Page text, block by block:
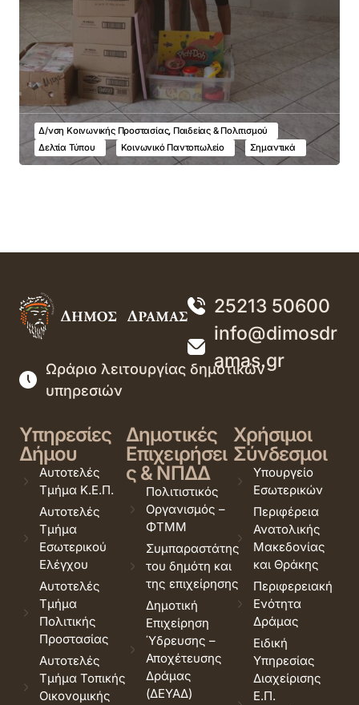
Δ/νση Κοινωνικής Προστασίας, Παιδείας & Πολιτισμού
Δελτία Τύπου
Κοινωνικό Παντοπωλείο Σημαντικά
25213 50600
info@dimosdr
amas.gr
Ωράριο λειτουργίας δημοτικών
υπηρεσιών
Υπηρεσίες
Δήμου
Αυτοτελές
Τμήμα Κ.Ε.Π.
Αυτοτελές
Τμήμα
Εσωτερικού
Ελέγχου
Αυτοτελές
Τμήμα
Πολιτικής
Προστασίας
Αυτοτελές
Τμήμα Τοπικής
Οικονομικής
Δημοτικές
Επιχειρήσει
ς & ΝΠΔΔ
Πολιτιστικός
Οργανισμός –
ΦΤΜΜ
Συμπαραστάτης
του δημότη και
της επιχείρησης
Δημοτική
Επιχείρηση
Ύδρευσης –
Αποχέτευσης
Δράμας
(ΔΕΥΑΔ)
Χρήσιμοι
Σύνδεσμοι
Υπουργείο
Εσωτερικών
Περιφέρεια
Ανατολικής
Μακεδονίας
και Θράκης
Περιφερειακή
Ενότητα
Δράμας
Ειδική
Υπηρεσίας
Διαχείρισης
Ε.Π.